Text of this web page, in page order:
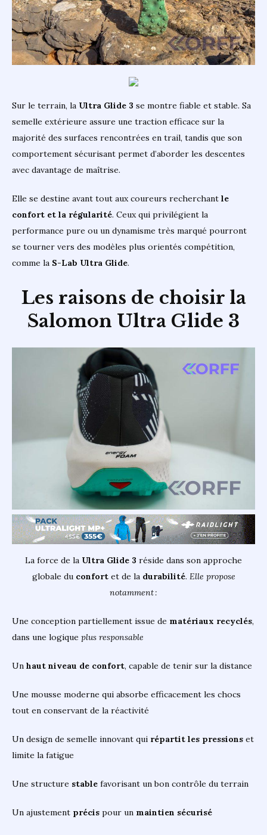
Sur le terrain, la Ultra Glide 3 se montre fiable et stable. Sa
semelle extérieure assure une traction efficace sur la
majorité des surfaces rencontrées en trail, tandis que son
comportement sécurisant permet d’aborder les descentes
avec davantage de maîtrise.
Elle se destine avant tout aux coureurs recherchant le
confort et la régularité. Ceux qui privilégient la
performance pure ou un dynamisme très marqué pourront
se tourner vers des modèles plus orientés compétition,
comme la S-Lab Ultra Glide.
Les raisons de choisir la
Salomon Ultra Glide 3
La force de la Ultra Glide 3 réside dans son approche
globale du confortet de la durabilité. Elle propose
notamment :
Une conception partiellement issue de matériaux recyclés,
dans une logique plus responsable
Un haut niveau de confort, capable de tenir sur la distance
Une mousse moderne qui absorbe efficacement les chocs
tout en conservant de la réactivité
Un design de semelle innovant qui répartit les pressions et
limite la fatigue
Une structure stable favorisant un bon contrôle du terrain
Un ajustement précis pour un maintien sécurisé